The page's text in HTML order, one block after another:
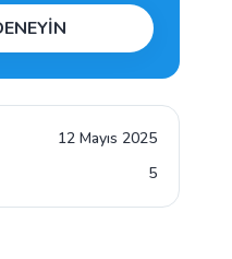
12 Mayıs 2025
5